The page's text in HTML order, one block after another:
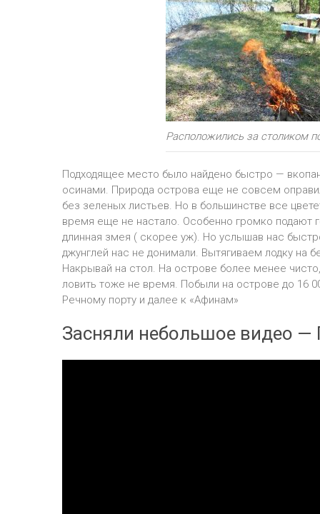
Расположились за столиком
Подходящее место было найдено быстро —
осинами. Природа острова еще не совсем
без зеленых листьев. Но в большинстве все
время еще не настало. Особенно громко подают
длинная змея ( скорее уж). Но услышав нас
джунглей нас не донимали. Вытягиваем лодку на
Накрывай на стол. На острове более менее
ловить тоже не время. Побыли на острове до 16
Речному порту и далее к «Афинам»
Засняли небольшое видео